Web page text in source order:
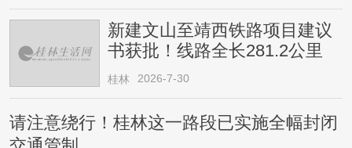
新建文山至靖西铁路项目建议
书获批！线路全长281.2公里
桂林 2026-7-30
请注意绕行！桂林这一路段已实施全幅封闭